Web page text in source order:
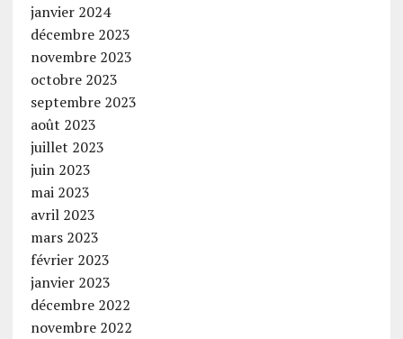
janvier 2024
décembre 2023
novembre 2023
octobre 2023
septembre 2023
août 2023
juillet 2023
juin 2023
mai 2023
avril 2023
mars 2023
février 2023
janvier 2023
décembre 2022
novembre 2022